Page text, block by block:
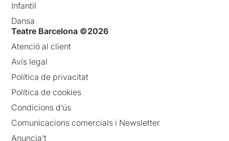
Infantil
Dansa
Teatre Barcelona ©2026
Atenció al client
Avís legal
Política de privacitat
Política de cookies
Condicions d’ús
Comunicacions comercials i Newsletter
Anuncia’t